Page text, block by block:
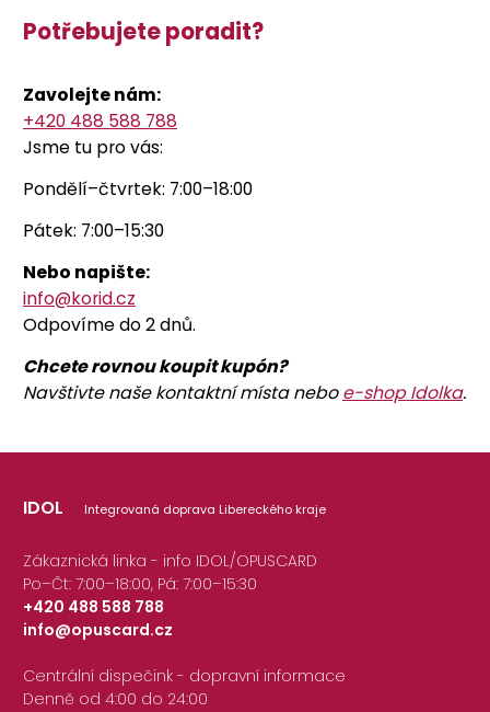
Potřebujete poradit?
Zavolejte nám:
+420 488 588 788
Jsme tu pro vás:
Pondělí–čtvrtek: 7:00–18:00
Pátek: 7:00–15:30
Nebo napište:
info@korid.cz
Odpovíme do 2 dnů.
Chcete rovnou koupit kupón?
Navštivte naše kontaktní místa neboe-shop Idolka.
IDOL Integrovaná doprava Libereckého kraje
Zákaznická linka - info IDOL/OPUSCARD
Po–Čt: 7:00–18:00, Pá: 7:00–15:30
+420 488 588 788
|
info@opuscard.cz
Centrální dispečink - dopravní informace
Denně od 4:00 do 24:00